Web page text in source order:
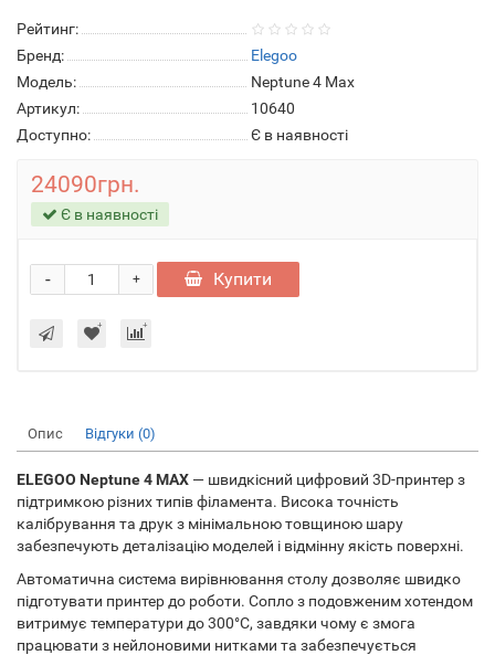
Рейтинг:
Бренд:
Elegoo
Модель:
Neptune 4 Max
Артикул:
10640
Доступно:
Є в наявності
24090грн.
Є в наявності
+
- Купити
Опис Відгуки (0)
ELEGOO Neptune 4 МАХ — швидкісний цифровий 3D-принтер з
підтримкою різних типів філамента. Висока точність
калібрування та друк з мінімальною товщиною шару
забезпечують деталізацію моделей і відмінну якість поверхні.
Автоматична система вирівнювання столу дозволяє швидко
підготувати принтер до роботи. Сопло з подовженим хотендом
витримує температури до 300°C, завдяки чому є змога
працювати з нейлоновими нитками та забезпечується